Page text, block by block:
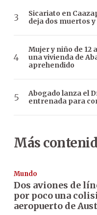
Sicariato en
deja dos muertos
Mujer y niño de 12
una vivienda de
aprehendido
Abogado lanza el
entrenada para
Más
Mundo
Dos aviones de
por poco una
aeropuerto de